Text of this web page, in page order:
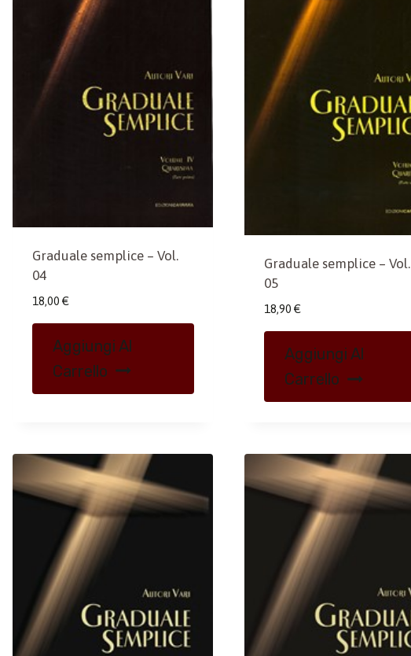
Graduale semplice – Vol.
04
18,00 €
Aggiungi Al
Carrello
Graduale semplice – Vol.
05
18,90 €
Aggiungi Al
Carrello